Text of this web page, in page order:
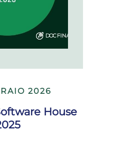
2026
House